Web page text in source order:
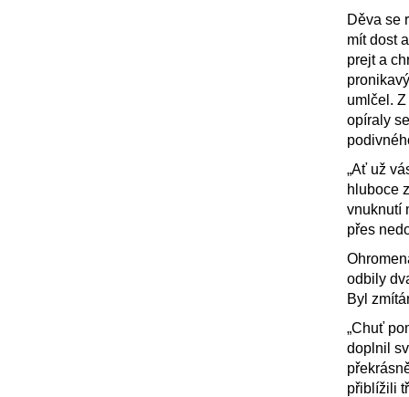
Děva se
mít dost
prejt a
umlčel.
opíraly
„Ať už
hluboce
vnuknutí
přes
odbily
Byl
„Chuť
doplnil
přiblížili